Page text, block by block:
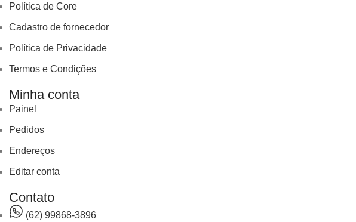
Política de Core
Cadastro de fornecedor
Política de Privacidade
Termos e Condições
Minha conta
Painel
Pedidos
Endereços
Editar conta
Contato
(62) 99868-3896